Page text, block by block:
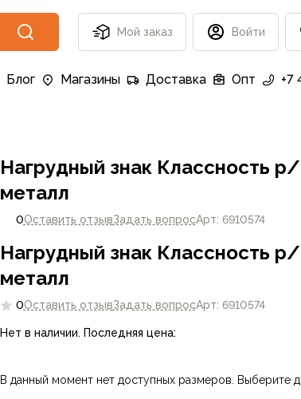
Мой заказ Войти
Блог Магазины Доставка Опт +7
Нет в наличии. Последняя цена:
Нагрудный знак Классность
металл
В данный момент нет доступных размеров. Выберите
0Оставить отзывЗадать вопросАрт: 6910574
Нагрудный знак Классность
металл
0Оставить отзывЗадать вопросАрт: 6910574